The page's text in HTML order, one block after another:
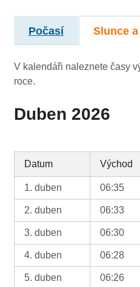
Počasí Slunce
V kalendáři naleznete časy
roce.
Duben 2026
Datum Východ
1. duben 06:35
2. duben 06:33
3. duben 06:30
4. duben 06:28
5. duben 06:26